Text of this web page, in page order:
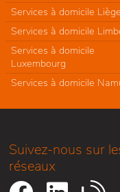
Services à domicile Liège
Services à domicile
Services à domicile
Luxembourg
Services à domicile
Suivez-nous sur
réseaux